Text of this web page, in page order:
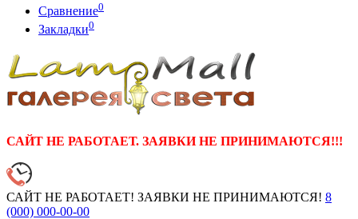
Сравнение0
Закладки0
САЙТ НЕ РАБОТАЕТ. ЗАЯВКИ НЕ ПРИНИМАЮТСЯ!!!
САЙТ НЕ РАБОТАЕТ! ЗАЯВКИ НЕ ПРИНИМАЮТСЯ! 8
(000) 000-00-00